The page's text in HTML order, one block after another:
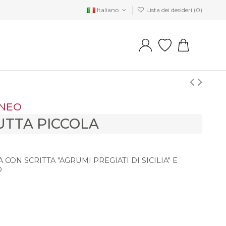
Italiano Lista dei desideri (0)
PICCOLA
CON SCRITTA "AGRUMI PREGIATI DI SICILIA" E